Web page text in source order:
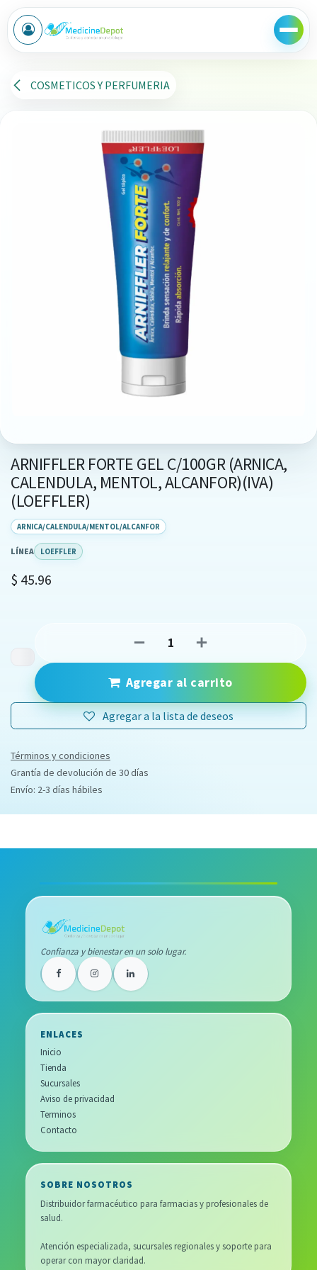
Ir al contenido
COSMETICOS Y PERFUMERIA
ARNIFFLER FORTE GEL C/100GR (ARNICA,
CALENDULA, MENTOL, ALCANFOR)(IVA)
(LOEFFLER)
ARNICA/CALENDULA/MENTOL/ALCANFOR
LÍNEA LOEFFLER
$ 45.96
Agregar al carrito
Agregar a la lista de deseos
Términos y condiciones
Grantía de devolución de 30 días
Envío: 2-3 días hábiles
Confianza y bienestar en un solo lugar.
ENLACES
Inicio
Tienda
Sucursales
Aviso de privacidad
Terminos
Contacto
SOBRE NOSOTROS
Distribuidor farmacéutico para farmacias y profesionales de
salud.
Atención especializada, sucursales regionales y soporte para
operar con mayor claridad.